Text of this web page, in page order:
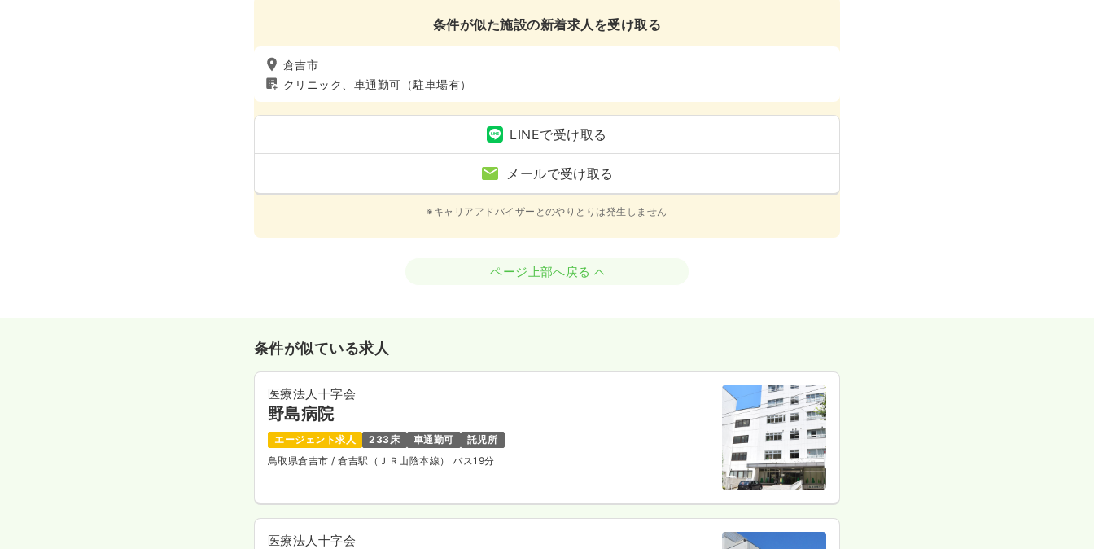
条件が似た施設の新着求人を受け取る
倉吉市
クリニック、車通勤可（駐車場有）
LINEで受け取る
メールで受け取る
※キャリアアドバイザーとのやりとりは発生しません
ページ上部へ戻る
条件が似ている求人
医療法人十字会
野島病院
エージェント求人 233床 車通勤可
託児所
鳥取県倉吉市/ 倉吉駅（ＪＲ山陰本線） バス19分
医療法人十字会